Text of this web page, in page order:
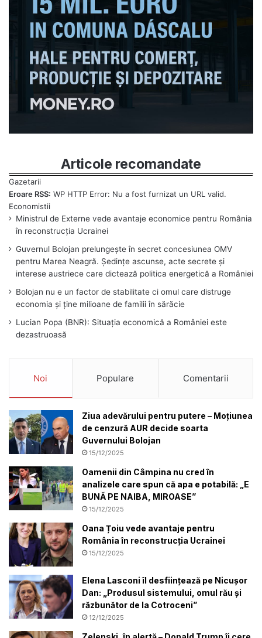
Articole recomandate
Eroare RSS: WP HTTP Error: Nu a fost furnizat un URL valid.
Ministrul de Externe vede avantaje economice pentru România
în reconstrucția Ucrainei
Guvernul Bolojan prelungește în secret concesiunea OMV
pentru Marea Neagră. Ședințe ascunse, acte secrete și
interese austriece care dictează politica energetică a României
Bolojan nu e un factor de stabilitate ci omul care distruge
economia și ține milioane de familii în sărăcie
Lucian Popa (BNR): Situația economică a României este
dezastruoasă
Noi Populare Comentarii
Ziua adevărului pentru putere – Moțiunea
de cenzură AUR decide soarta
Guvernului Bolojan
15/12/2025
Oamenii din Câmpina nu cred în
analizele care spun că apa e potabilă: „E
BUNĂ PE NAIBA, MIROASE”
15/12/2025
Oana Țoiu vede avantaje pentru
România în reconstrucția Ucrainei
15/12/2025
Elena Lasconi îl desființează pe Nicușor
Dan: „Produsul sistemului, omul rău și
răzbunător de la Cotroceni”
12/12/2025